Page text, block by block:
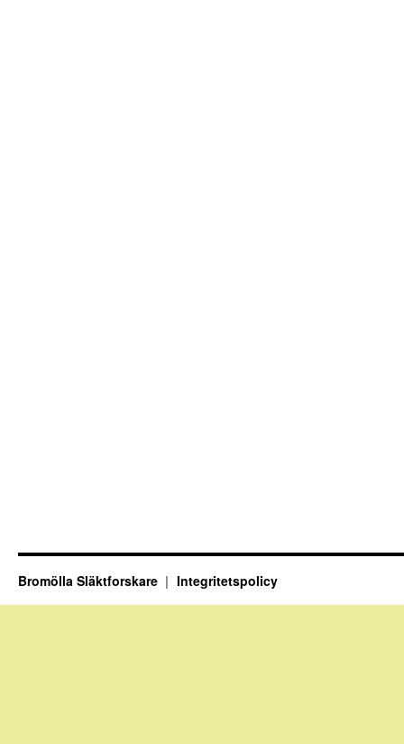
Bromölla Släktforskare Integritetspolicy